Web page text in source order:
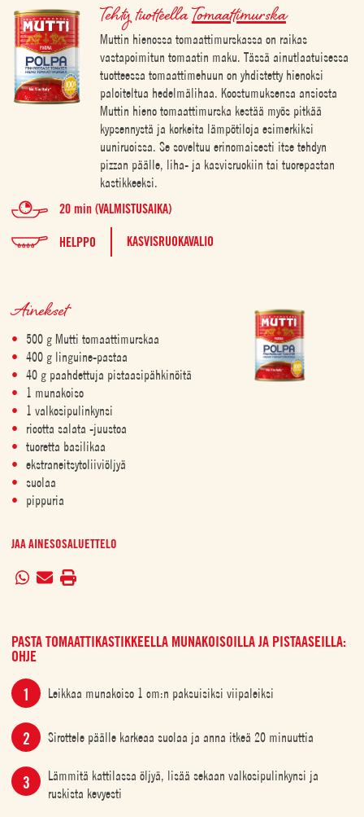
Tehty tuotteellaTomaattimurska
Muttin hienossa tomaattimurskassa on raikas
vastapoimitun tomaatin maku. Tässä ainutlaatuisessa
tuotteessa tomaattimehuun on yhdistetty hienoksi
paloiteltua hedelmälihaa. Koostumuksensa ansiosta
Muttin hieno tomaattimurska kestää myös pitkää
kypsennystä ja korkeita lämpötiloja esimerkiksi
uuniruoissa. Se soveltuu erinomaisesti itse tehdyn
pizzan päälle, liha- ja kasvisruokiin tai tuorepastan
kastikkeeksi.
20 min (VALMISTUSAIKA)
HELPPO KASVISRUOKAVALIO
Ainekset
500 g Mutti tomaattimurskaa
400 g linguine-pastaa
40 g paahdettuja pistaasipähkinöitä
1 munakoiso
1 valkosipulinkynsi
ricotta salata -juustoa
tuoretta basilikaa
ekstraneitsytoliiviöljyä
suolaa
pippuria
JAA AINESOSALUETTELO
PASTA TOMAATTIKASTIKKEELLA MUNAKOISOILLA JA PISTAASEILLA:
OHJE
Leikkaa munakoiso 1 cm:n paksuisiksi viipaleiksi
Sirottele päälle karkeaa suolaa ja anna itkeä 20 minuuttia
Lämmitä kattilassa öljyä, lisää sekaan valkosipulinkynsi ja
ruskista kevyesti